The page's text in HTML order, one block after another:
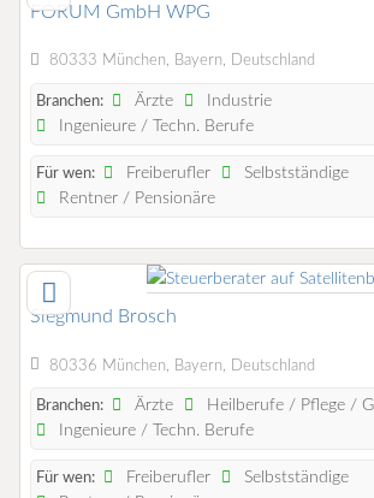
FORUM GmbH WPG
80333 München, Bayern, Deutschland
Branchen: Ärzte
Industrie
Ingenieure / Techn. Berufe
Für wen: Freiberufler
Selbstständige
Rentner / Pensionäre
Siegmund Brosch
80336 München, Bayern, Deutschland
Branchen: Ärzte
Heilberufe / Pflege /
Ingenieure / Techn. Berufe
Für wen: Freiberufler
Selbstständige